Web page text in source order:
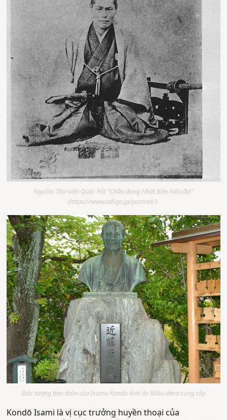
Nguồn: Thư viện Quốc hội "Chân dung Nhật Bản hiện đại"
(https://www.ndl.go.jp/portrait/)
Bức tượng bán thân của Isamu Kondo Ảnh do Mibu-dera cung cấp
Kondō Isami là vị cục trưởng huyền thoại của